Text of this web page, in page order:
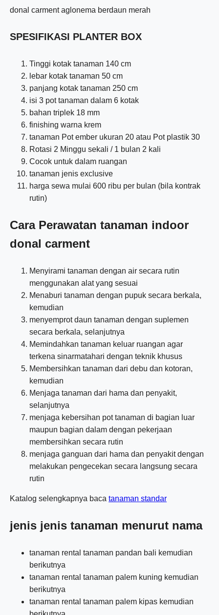
donal carment aglonema berdaun merah
SPESIFIKASI PLANTER BOX
Tinggi kotak tanaman 140 cm
lebar kotak tanaman 50 cm
panjang kotak tanaman 250 cm
isi 3 pot tanaman dalam 6 kotak
bahan triplek 18 mm
finishing warna krem
tanaman Pot ember ukuran 20 atau Pot plastik 30
Rotasi 2 Minggu sekali / 1 bulan 2 kali
Cocok untuk dalam ruangan
tanaman jenis exclusive
harga sewa mulai 600 ribu per bulan (bila kontrak
rutin)
Cara Perawatan tanaman indoor
donal carment
Menyirami tanaman dengan air secara rutin
menggunakan alat yang sesuai
Menaburi tanaman dengan pupuk secara berkala,
kemudian
menyemprot daun tanaman dengan suplemen
secara berkala, selanjutnya
Memindahkan tanaman keluar ruangan agar
terkena sinarmatahari dengan teknik khusus
Membersihkan tanaman dari debu dan kotoran,
kemudian
Menjaga tanaman dari hama dan penyakit,
selanjutnya
menjaga kebersihan pot tanaman di bagian luar
maupun bagian dalam dengan pekerjaan
membersihkan secara rutin
menjaga ganguan dari hama dan penyakit dengan
melakukan pengecekan secara langsung secara
rutin
Katalog selengkapnya baca tanaman standar
jenis jenis tanaman menurut nama
tanaman rental tanaman pandan bali kemudian
berikutnya
tanaman rental tanaman palem kuning kemudian
berikutnya
tanaman rental tanaman palem kipas kemudian